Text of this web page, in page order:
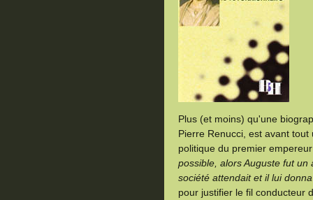
Plus (et moins) qu'une
Pierre Renucci, est avant
politique du premier
possible, alors Auguste fut
société attendait et il lui
pour justifier le fil conducteur